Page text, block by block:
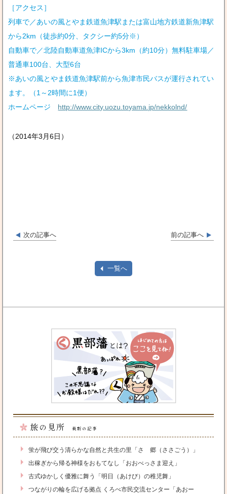
［アクセス］
列車で／あいの風とやま鉄道魚津駅または富山地方鉄道新魚津駅
から2km（徒歩約0分、タクシー約5分※）
自動車で／北陸自動車道魚津ICから3km（約10分）無料駐車場／
普通車100台、大型6台
※あいの風とやま鉄道魚津駅前から魚津市民バスが運行されてい
ます。（1～2時間に1便）
ホームページ http://www.city.uozu.toyama.jp/nekkolnd/
（2014年3月6日）
次の記事へ 前の記事へ
一覧へ
旅の見所 最新の記事
蛍が飛び交う清らかな自然と共生の里「さゝ郷（ささごう）」
出稼ぎから帰る神様をおもてなし「おおべっさま迎え」
古式ゆかしく優雅に舞う「明日（あけび）の稚児舞」
つながりの輪を広げる拠点 くろべ市民交流センター「あおー